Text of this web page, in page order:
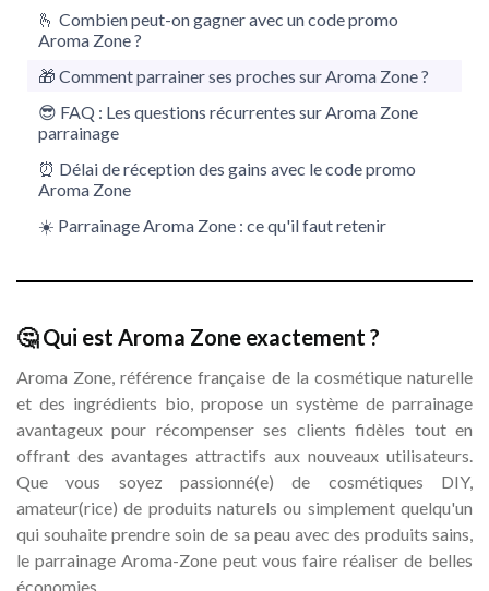
🫰 Combien peut-on gagner avec un code promo
Aroma Zone ?
🎁 Comment parrainer ses proches sur Aroma Zone ?
😎 FAQ : Les questions récurrentes sur Aroma Zone
parrainage
⏰ Délai de réception des gains avec le code promo
Aroma Zone
☀️ Parrainage Aroma Zone : ce qu'il faut retenir
🤔 Qui est Aroma Zone exactement ?
Aroma Zone, référence française de la cosmétique naturelle
et des ingrédients bio, propose un système de parrainage
avantageux pour récompenser ses clients fidèles tout en
offrant des avantages attractifs aux nouveaux utilisateurs.
Que vous soyez passionné(e) de cosmétiques DIY,
amateur(rice) de produits naturels ou simplement quelqu'un
qui souhaite prendre soin de sa peau avec des produits sains,
le parrainage Aroma-Zone peut vous faire réaliser de belles
économies.